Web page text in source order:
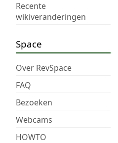
Recente
wikiveranderingen
Space
Over RevSpace
FAQ
Bezoeken
Webcams
HOWTO